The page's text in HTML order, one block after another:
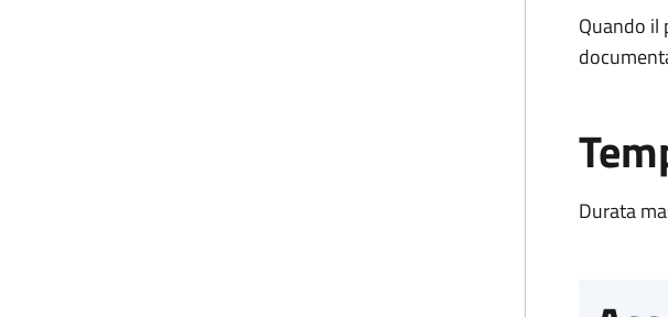
Quando
Durata